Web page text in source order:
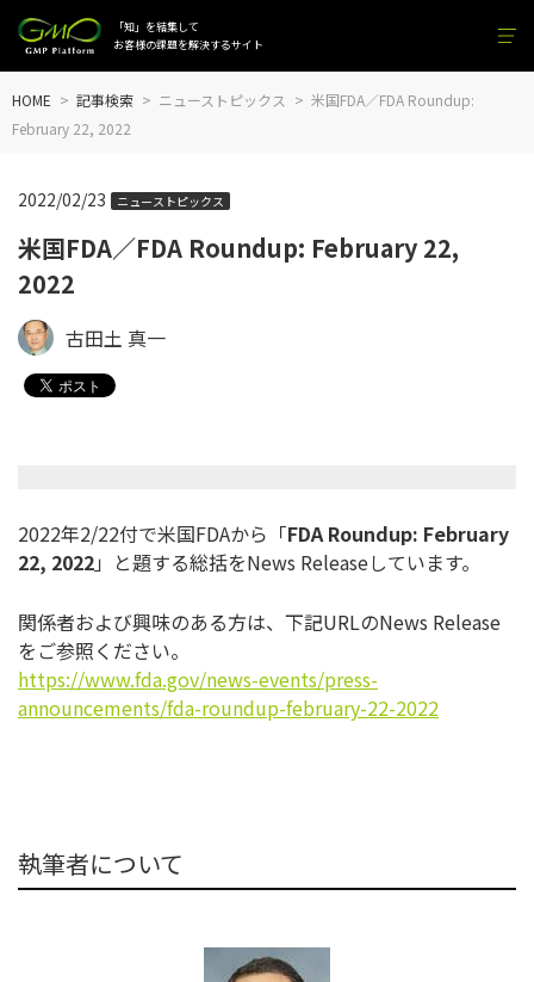
「知」を結集して
お客様の課題を解決するサイト
HOME 記事検索 ニューストピックス
米国FDA／FDA Roundup:
February 22, 2022
米国FDA／FDA Roundup: February 22,
2022
2022/02/23 ニューストピックス
古田土 真一
2022年2/22付で米国FDAから「FDA Roundup: February
22, 2022」と題する総括をNews Releaseしています。
関係者および興味のある方は、下記URLのNews Release
をご参照ください。
https://www.fda.gov/news-events/press-
announcements/fda-roundup-february-22-2022
執筆者について